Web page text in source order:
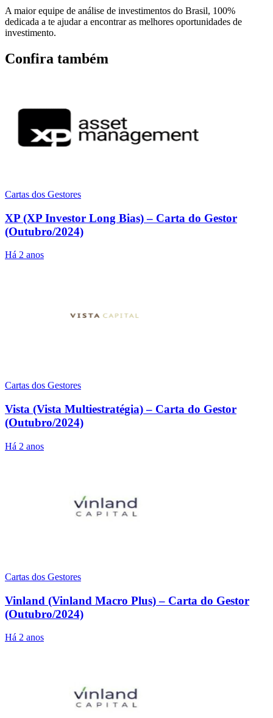
A maior equipe de análise de investimentos do Brasil, 100%
dedicada a te ajudar a encontrar as melhores oportunidades de
investimento.
Confira também
Cartas dos Gestores
XP (XP Investor Long Bias) – Carta do Gestor
(Outubro/2024)
Há 2 anos
Cartas dos Gestores
Vista (Vista Multiestratégia) – Carta do Gestor
(Outubro/2024)
Há 2 anos
Cartas dos Gestores
Vinland (Vinland Macro Plus) – Carta do Gestor
(Outubro/2024)
Há 2 anos